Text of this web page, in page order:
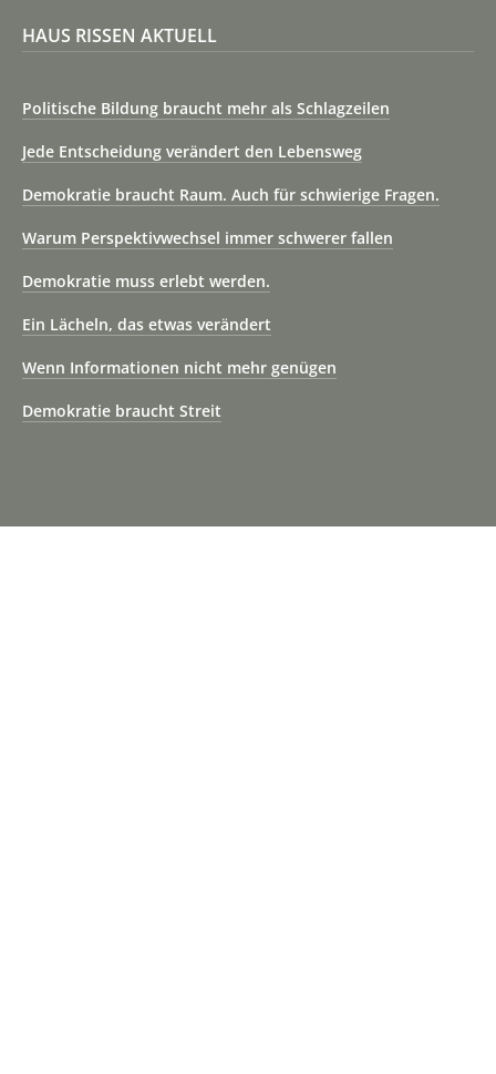
HAUS RISSEN AKTUELL
Politische Bildung braucht mehr als Schlagzeilen
Jede Entscheidung verändert den Lebensweg
Demokratie braucht Raum. Auch für schwierige Fragen.
Warum Perspektivwechsel immer schwerer fallen
Demokratie muss erlebt werden.
Ein Lächeln, das etwas verändert
Wenn Informationen nicht mehr genügen
Demokratie braucht Streit